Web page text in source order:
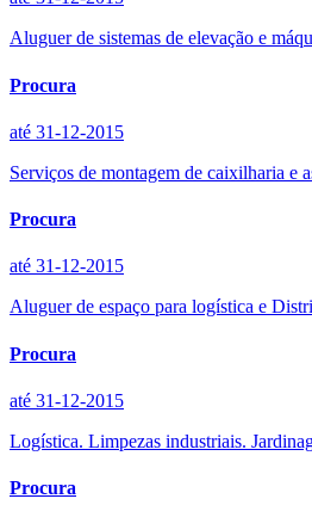
Aluguer de sistemas de elevação e
Procura
até 31-12-2015
Serviços de montagem de caixilharia e
Procura
até 31-12-2015
Aluguer de espaço para logística e
Procura
até 31-12-2015
Logística. Limpezas industriais.
Procura